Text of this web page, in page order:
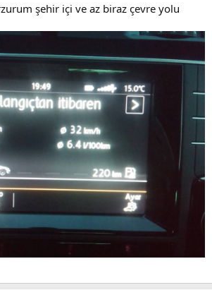
şehir içi ve az biraz çevre yolu